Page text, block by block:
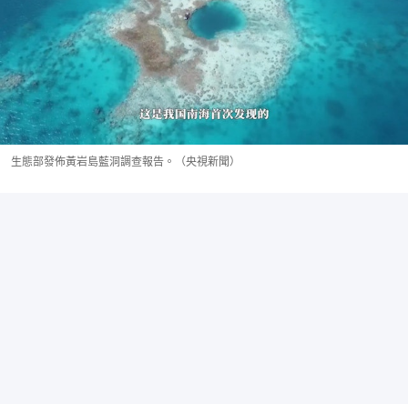
生態部發佈黃岩島藍洞調查報告。（央視新聞）